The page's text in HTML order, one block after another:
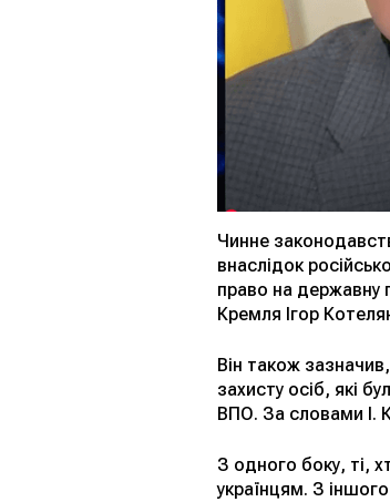
Чинне
внаслідок
право на державну
Кремля Ігор
Він також
захисту осіб, які
ВПО. За словами І.
З одного боку, ті,
українцям. З